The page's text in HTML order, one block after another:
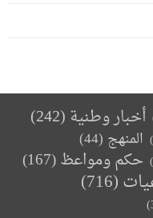
أخبار وطنية(242)
المنهج (44)
حكم ومواعظ(167)
(716)